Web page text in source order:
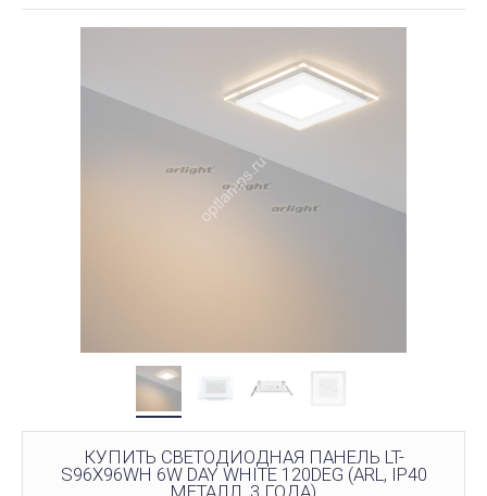
КУПИТЬ СВЕТОДИОДНАЯ ПАНЕЛЬ LT-
S96X96WH 6W DAY WHITE 120DEG (ARL, IP40
МЕТАЛЛ, 3 ГОДА)